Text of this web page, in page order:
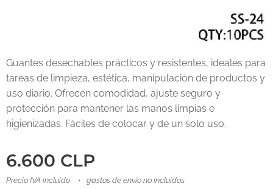
Guantes desechables prácticos y resistentes, ideales para
tareas de limpieza, estética, manipulación de productos y
uso diario. Ofrecen comodidad, ajuste seguro y
protección para mantener las manos limpias e
higienizadas. Fáciles de colocar y de un solo uso.
6.600 CLP
Precio IVA incluido gastos de envío no incluidos